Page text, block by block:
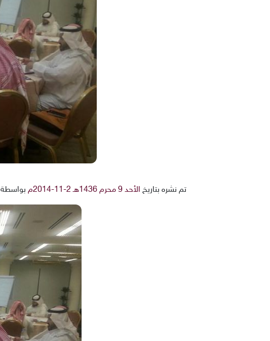
تم نشره بتاريخ الأحد 9 محرم 1436هـ 2-11-2014م بواسطة